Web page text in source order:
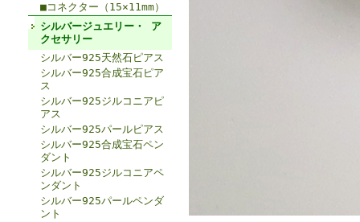
■コネクター（15×11mm）
シルバージュエリー・ ア
クセサリー
シルバー925天然石ピアス
シルバー925合成宝石ピア
ス
シルバー925ジルコニアピ
アス
シルバー925パールピアス
シルバー925合成宝石ペン
ダント
シルバー925ジルコニアペ
ンダント
シルバー925パールペンダ
ント